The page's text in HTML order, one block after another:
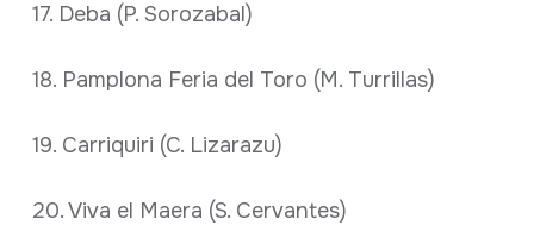
17. Deba (P. Sorozabal)
18. Pamplona Feria del Toro (M. Turrillas)
19. Carriquiri (C. Lizarazu)
20. Viva el Maera (S. Cervantes)